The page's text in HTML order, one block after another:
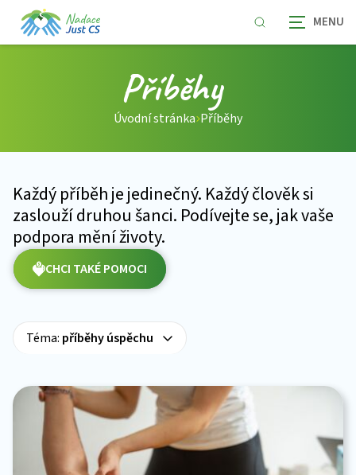
Příběhy
Úvodní stránka Příběhy
Každý příběh je jedinečný. Každý člověk si
zaslouží druhou šanci. Podívejte se, jak vaše
podpora mění životy.
CHCI TAKÉ POMOCI
Téma: příběhy úspěchu